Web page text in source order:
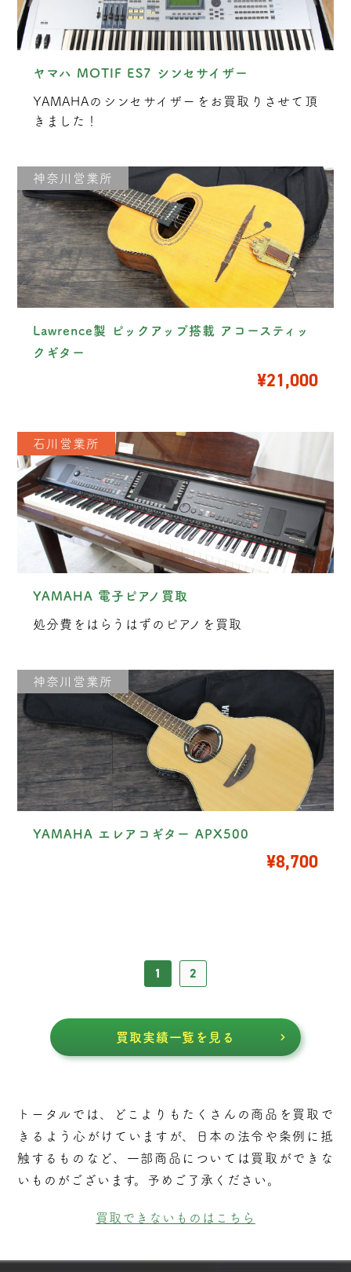
ヤマハ MOTIF ES7 シンセサイザー
YAMAHAのシンセサイザーをお買取りさせて頂
きました！
神奈川営業所
Lawrence製 ピックアップ搭載 アコースティッ
クギター
¥21,000
石川営業所
YAMAHA 電子ピアノ買取
処分費をはらうはずのピアノを買取
神奈川営業所
YAMAHA エレアコギター APX500
¥8,700
1 2
買取実績一覧を見る
トータルでは、どこよりもたくさんの商品を買取で
きるよう⼼がけていますが、⽇本の法令や条例に抵
触するものなど、⼀部商品については買取ができな
いものがございます。予めご了承ください。
買取できないものはこちら